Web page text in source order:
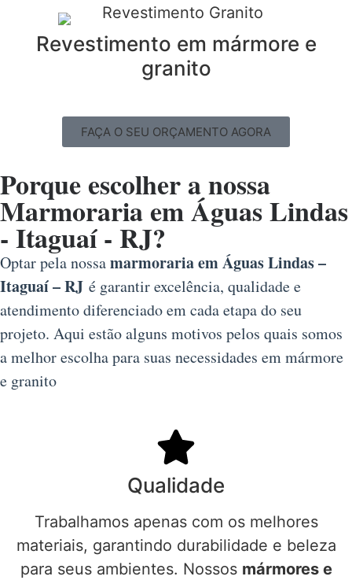
Revestimento em mármore e
granito
FAÇA O SEU ORÇAMENTO AGORA
Porque escolher a nossa
Marmoraria em Águas Lindas
- Itaguaí - RJ?
Optar pela nossamarmoraria em Águas Lindas –
Itaguaí – RJ é garantir excelência, qualidade e
atendimento diferenciado em cada etapa do seu
projeto. Aqui estão alguns motivos pelos quais somos
a melhor escolha para suas necessidades em mármore
e granito
Qualidade
Trabalhamos apenas com os melhores
materiais, garantindo durabilidade e beleza
para seus ambientes. Nossos mármores e